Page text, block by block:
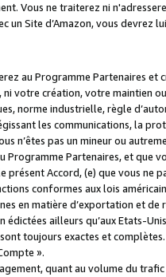
Vous ne traiterez ni
Site d’Amazon, vous devrez
au Programme Partenaires
votre création, votre maintien
norme industrielle, règle
les communications, la
n’êtes pas un mineur ou
Partenaires, et que
Accord, (e) que vous ne
conformes aux lois
en matière d’exportation et
ailleurs qu’aux Etats-
toujours exactes et
».
quant au volume du